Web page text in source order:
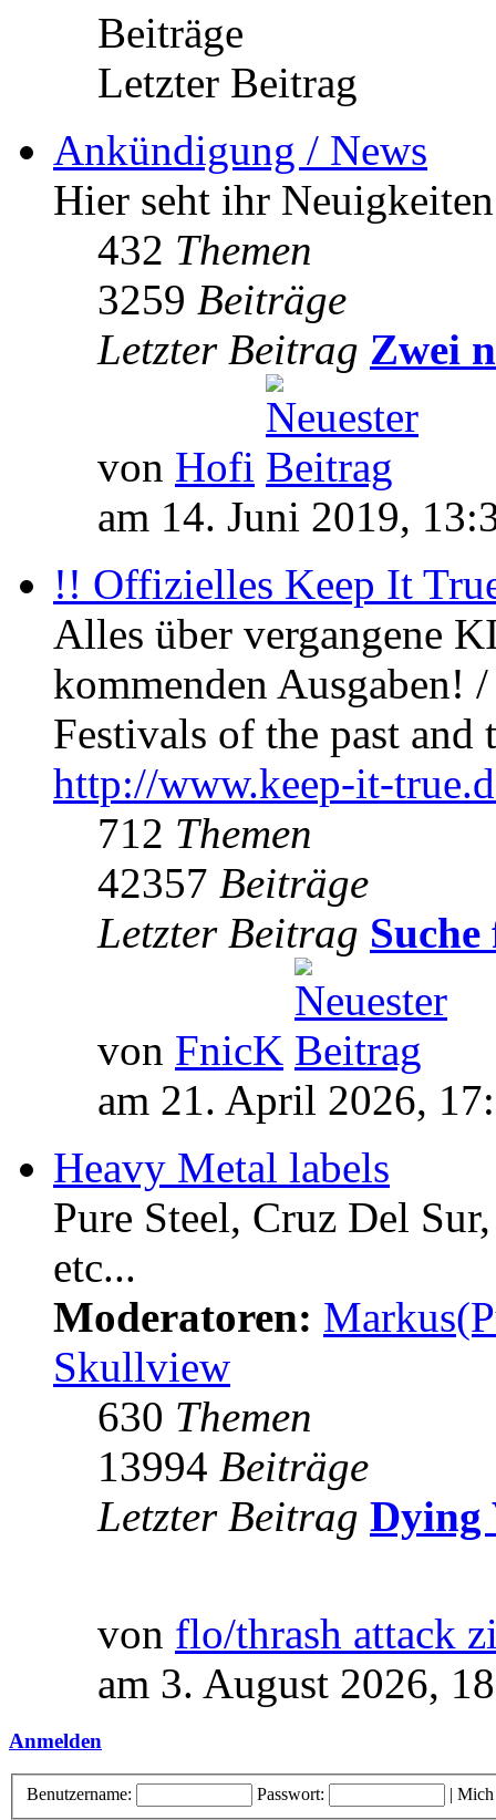
Beiträge
Letzter Beitrag
Ankündigung / News
Hier seht ihr
432 Themen
3259 Beiträge
Letzter Beitrag Zwei
von Hofi
am 14. Juni 2019,
!! Offizielles Keep It
Alles über vergangene
kommenden Ausgaben!
Festivals of the past
http://www.keep-it-
712 Themen
42357 Beiträge
Letzter Beitrag
von FnicK
am 21. April 2026,
Heavy Metal labels
Pure Steel, Cruz Del
etc...
Moderatoren:
Skullview
630 Themen
13994 Beiträge
Letzter Beitrag Dying
von flo/thrash attack
am 3. August 2026,
Anmelden
Benutzername: Passwort: | Mich